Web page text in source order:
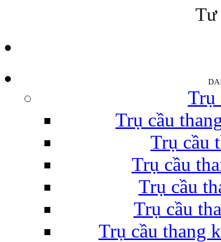
Tư
Trụ
Trụ cầu
Trụ cầu
Trụ cầu
Trụ cầu
Trụ cầu
Trụ cầu thang